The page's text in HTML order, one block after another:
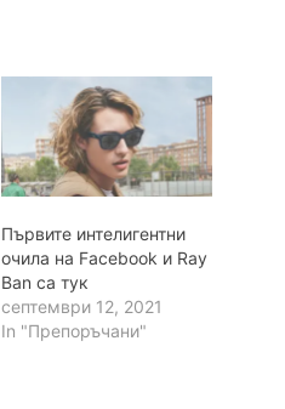
Първите интелигентни
очила на Facebook и Ray
Ban са тук
септември 12, 2021
In "Препоръчани"